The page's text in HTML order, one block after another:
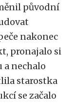
původní
nakonec
pronajalo si
a nechalo
starostka
se začalo